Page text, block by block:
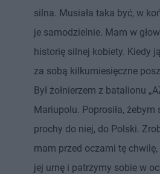
silna. Musiała taka być, w
je samodzielnie. Mam w
historię silnej kobiety. Kiedy
za sobą kilkumiesięczne
Był żołnierzem z batalionu
Mariupolu. Poprosiła, żebym
prochy do niej, do Polski.
mam przed oczami tę
jej urnę i patrzymy sobie w